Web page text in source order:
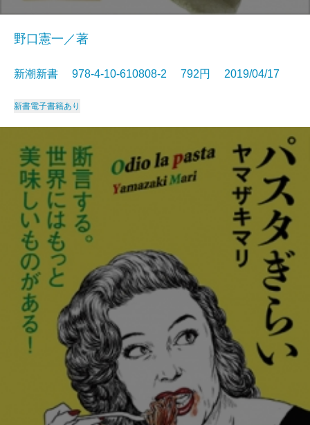
野口憲一／著
新潮新書 978-4-10-610808-2 792円 2019/04/17
新書電子書籍あり